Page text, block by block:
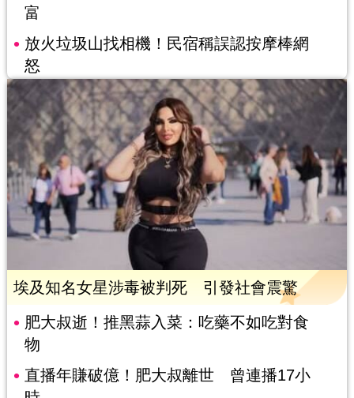
富
放火垃圾山找相機！民宿稱誤認按摩棒網
怒
埃及知名女星涉毒被判死 引發社會震驚
肥大叔逝！推黑蒜入菜：吃藥不如吃對食
物
直播年賺破億！肥大叔離世 曾連播17小